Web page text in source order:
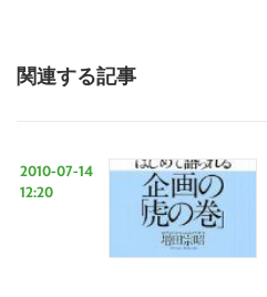
関連する記事
2010-07-14
12:20